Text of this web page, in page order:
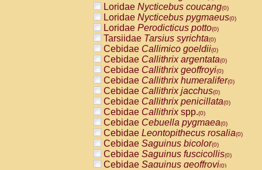
AtelidaeLagothrix lagothricha cana
PitheciidaeCacajao calvus
PitheciidaeCallicebus cupreus
PitheciidaeCallicebus donacophilus
PitheciidaeCallicebus moloch
PitheciidaeCallicebus torquatus
PitheciidaeCallicebusspp.(0)
PitheciidaeChiropotes satanas(0)
PitheciidaePithecia monachus
PitheciidaePithecia pithecia(0)
CercopithecidaeCercocebus agilis
CercopithecidaeCercocebus
CercopithecidaeCercocebus
CercopithecidaeCercocebus
CercopithecidaeCercocebus
CercopithecidaeCercocebushybrid
Loridae Nycticebus coucang(0)
Loridae Nycticebus pygmaeus(0)
Loridae Perodicticus potto(0)
Tarsiidae Tarsius syrichta(0)
Cebidae Callimico goeldii(0)
Cebidae Callithrix argentata(0)
Cebidae Callithrix geoffroyi(0)
Cebidae Callithrix humeralifer(0)
Cebidae Callithrix jacchus(0)
Cebidae Callithrix penicillata(0)
Cebidae Callithrixspp.(0)
Cebidae Cebuella pygmaea(0)
Cebidae Leontopithecus rosalia(0)
Cebidae Saguinus bicolor(0)
Cebidae Saguinus fuscicollis(0)
Cebidae Saguinus geoffroyi(0)